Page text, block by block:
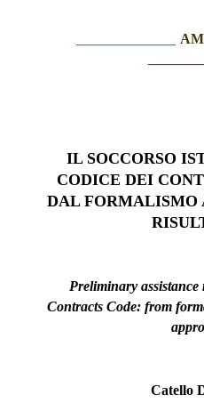
IL SOCCORSO
CODICE DEI
DAL
Preliminary assistance
Contracts Code: from
Catello